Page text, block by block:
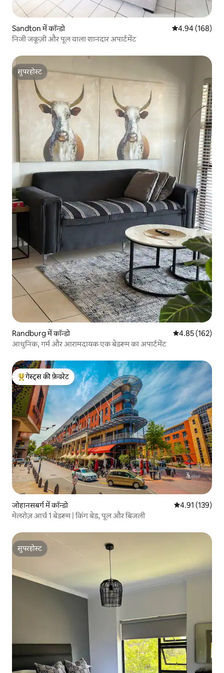
Sandton में कॉन्डो औसत रेटिंग 5 में से
4.94 (168)
निजी जकूज़ी और पूल वाला शानदार अपार्टमेंट
सुपरहोस्ट
सुपरहोस्ट
Randburg में कॉन्डो औसत रेटिंग 5 में से
4.85 (162)
आधुनिक, गर्म और आरामदायक एक बेडरूम का अपार्टमेंट
गेस्ट्स का टॉप फ़ेवरेट
गेस्ट्स की फ़ेवरेट
जोहानसबर्ग में कॉन्डो औसत रेटिंग 5 में से
4.91 (139)
मेलरोज़ आर्च 1 बेडरूम | किंग बेड, पूल और बिजली
सुपरहोस्ट
सुपरहोस्ट